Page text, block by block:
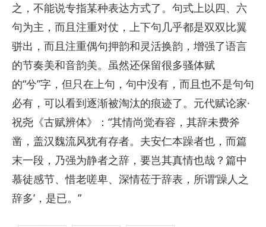
之，不能说专指某种表达方式了。句式上以四、六
句为主，而且注重对仗，上下句几乎都是双双比翼
骈出，而且注重偶句押韵和灵活换韵，增强了语言
的节奏美和音韵美。虽然还保留很多骚体赋
的“兮”字，但只在上句，句中没有，而且也不是句句
必有，可以看到逐渐被淘汰的痕迹了。元代赋论家·
祝尧《古赋辨体》：“其情尚觉舂容，其辞未费斧
凿，盖汉魏流风犹有存者。夫安仁本躁者也，而篇
末一段，乃强为静者之辞，要岂其真情也哉？篇中
慕徒感节、惜老嗟卑、深情莅于辞表，所谓‘躁人之
辞多’，是已。”